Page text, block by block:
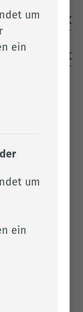
um
ein
um
ein